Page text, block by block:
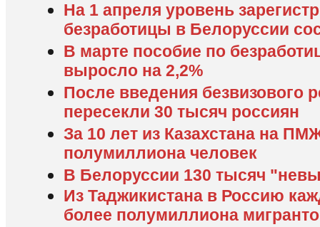
На 1 апреля уровень
безработицы в Белоруссии
В марте пособие по
выросло на 2,2%
После введения безвизового
пересекли 30 тысяч россиян
За 10 лет из Казахстана на
полумиллиона человек
В Белоруссии 130 тысяч
Из Таджикистана в Россию
более полумиллиона